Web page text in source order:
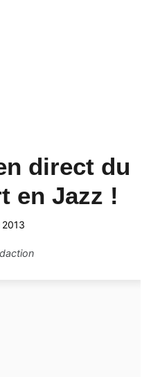
direct du
en Jazz !